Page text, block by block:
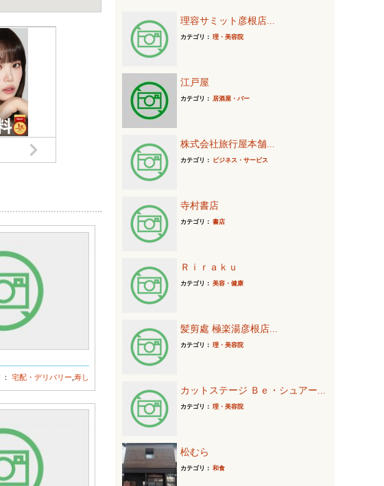
宅配・デリバリー 寿し
理容サミット彦根店...
カテゴリ： 理・美容院
江戸屋
カテゴリ： 居酒屋・バー
株式会社旅行屋本舗...
カテゴリ： ビジネス・サービス
寺村書店
カテゴリ： 書店
Ｒｉｒａｋｕ
カテゴリ： 美容・健康
髪剪處 極楽湯彦根店...
カテゴリ： 理・美容院
カットステージ Ｂｅ・シュアー...
カテゴリ： 理・美容院
松むら
カテゴリ： 和食